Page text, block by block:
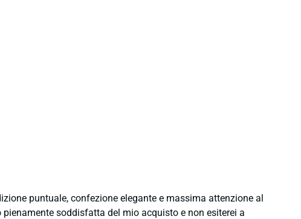
puntuale, confezione elegante e massima attenzione al
soddisfatta del mio acquisto e non esiterei a